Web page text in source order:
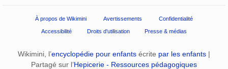
À propos de Wikimini Avertissements Confidentialité
Accessibilité Droits d'utilisation Presse & médias
Wikimini, l’encyclopédie pour enfants écrite par les enfants |
Partagé sur l’Hepicerie - Ressources pédagogiques